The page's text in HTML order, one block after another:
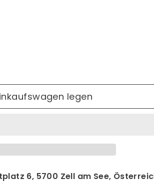
legen
6, 5700 Zell am See,